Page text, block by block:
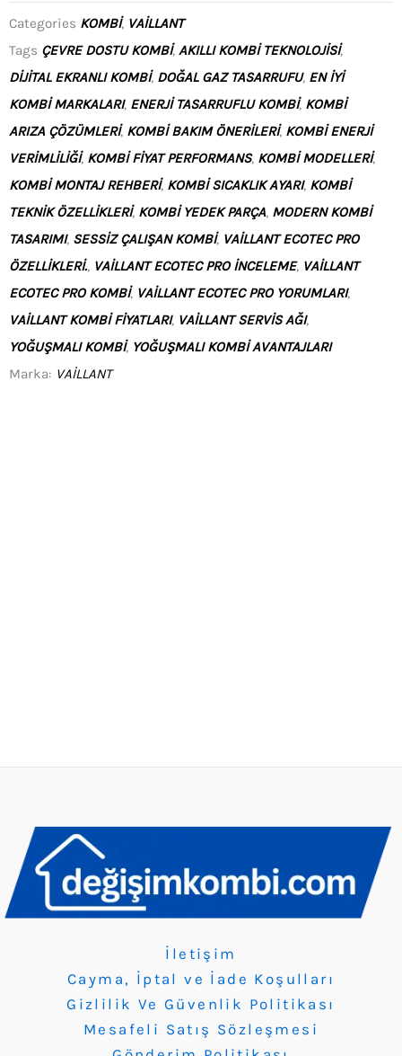
Categories KOMBI, VAILLANT
Tags ÇEVRE DOSTU KOMBI, AKILLI KOMBI TEKNOLOJISI,
DIJITAL EKRANLI KOMBI, DOĞAL GAZ TASARRUFU, EN IYI
KOMBI MARKALARI, ENERJI TASARRUFLU KOMBI, KOMBI
ARIZA ÇÖZÜMLERI, KOMBI BAKIM ÖNERILERI, KOMBI ENERJI
VERIMLILIĞI, KOMBI FIYAT PERFORMANS, KOMBI MODELLERI,
KOMBI MONTAJ REHBERI, KOMBI SICAKLIK AYARI, KOMBI
TEKNIK ÖZELLIKLERI, KOMBI YEDEK PARÇA, MODERN KOMBI
TASARIMI, SESSIZ ÇALIŞAN KOMBI, VAILLANT ECOTEC PRO
ÖZELLIKLERI., VAILLANT ECOTEC PRO INCELEME, VAILLANT
ECOTEC PRO KOMBI, VAILLANT ECOTEC PRO YORUMLARI,
VAILLANT KOMBI FIYATLARI, VAILLANT SERVIS AĞI,
YOĞUŞMALI KOMBI, YOĞUŞMALI KOMBI AVANTAJLARI
Marka: VAILLANT
İletişim
Cayma, İptal ve İade Koşulları
Gizlilik Ve Güvenlik Politikası
Mesafeli Satış Sözleşmesi